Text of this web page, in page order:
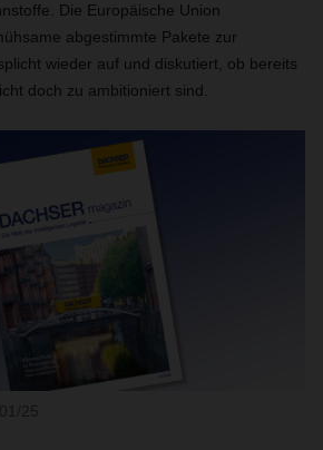
Die Europäische Union
abgestimmte Pakete zur
wieder auf und diskutiert, ob bereits
doch zu ambitioniert sind.